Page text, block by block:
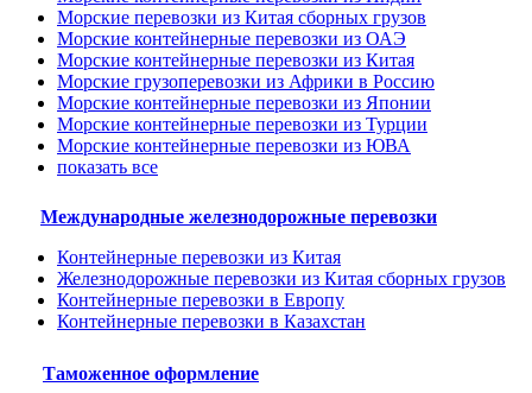
Морские перевозки из Китая сборных грузов
Морские контейнерные перевозки из ОАЭ
Морские контейнерные перевозки из Китая
Морские грузоперевозки из Африки в Россию
Морские контейнерные перевозки из Японии
Морские контейнерные перевозки из Турции
Морские контейнерные перевозки из ЮВА
показать все
Международные железнодорожные перевозки
Контейнерные перевозки из Китая
Железнодорожные перевозки из Китая сборных грузов
Контейнерные перевозки в Европу
Контейнерные перевозки в Казахстан
Таможенное оформление